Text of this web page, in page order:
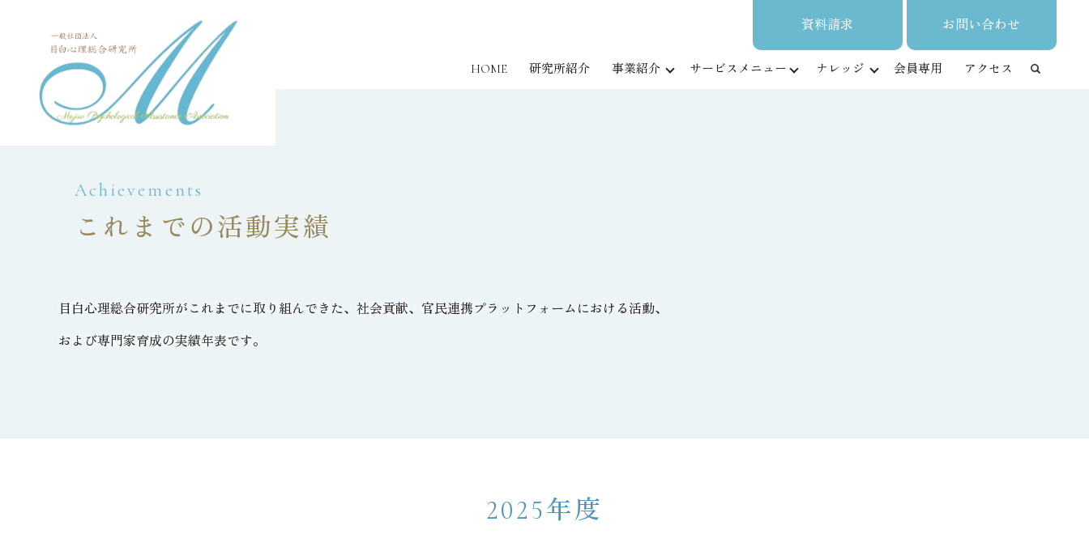
資料請求 お問い合わせ
HOME 研究所紹介 事業紹介 サービスメニュー ナレッジ 会員専用 アクセス
Achievements
これまでの活動実績
目白心理総合研究所がこれまでに取り組んできた、社会貢献、官民連携プラットフォームにおける活動、
および専門家育成の実績年表です。
2025年度